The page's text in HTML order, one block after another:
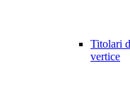
Titolari
vertice